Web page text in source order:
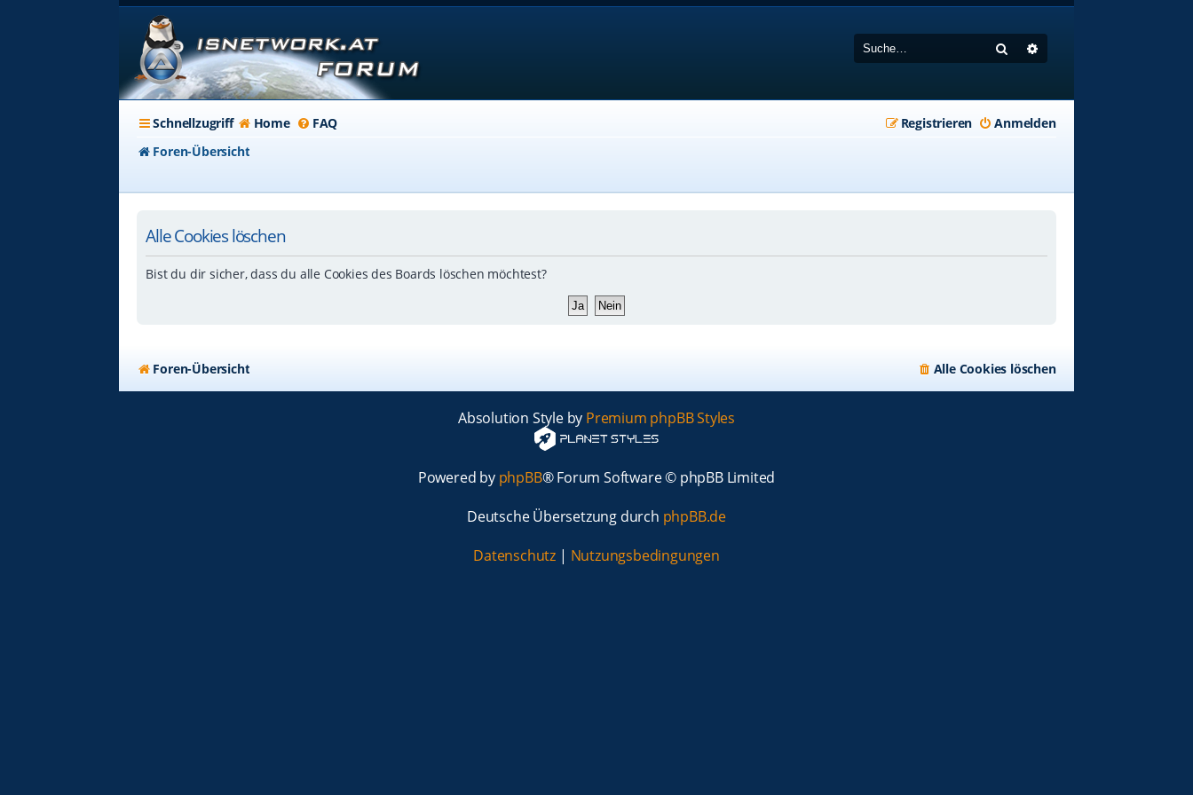
Suche
Schnellzugriff Home FAQ Anmelden
Registrieren
Foren-Übersicht
Alle Cookies löschen
Bist du dir sicher, dass du alle Cookies des Boards löschen möchtest?
Foren-Übersicht Alle Cookies löschen
Absolution Style by Premium phpBB Styles
Powered by phpBB® Forum Software © phpBB Limited
Deutsche Übersetzung durch phpBB.de
Datenschutz | Nutzungsbedingungen